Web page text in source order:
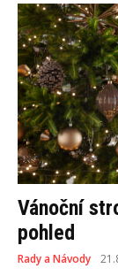
Vánoční
pohled
Rady a Návody